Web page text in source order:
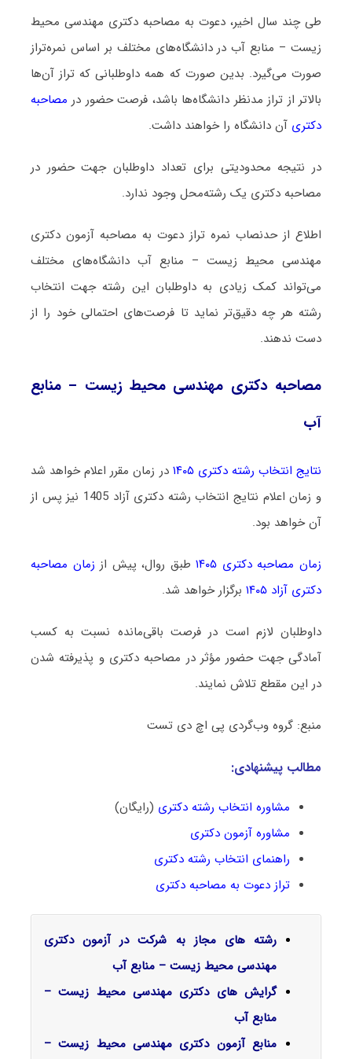
طی چند سال اخیر، دعوت به مصاحبه دکتری مهندسی محیط
زیست – منابع آب در دانشگاه‌های مختلف بر اساس نمره‌تراز
صورت می‌گیرد. بدین صورت که همه داوطلبانی که تراز آن‌ها
بالاتر از تراز مدنظر دانشگاه‌ها باشد، فرصت حضور در مصاحبه
دکتری آن دانشگاه را خواهند داشت.
در نتیجه محدودیتی برای تعداد داوطلبان جهت حضور در
مصاحبه دکتری یک رشته‌محل وجود ندارد.
اطلاع از حدنصاب نمره تراز دعوت به مصاحبه آزمون دکتری
مهندسی محیط زیست – منابع آب دانشگاه‌های مختلف
می‌تواند کمک زیادی به داوطلبان این رشته جهت انتخاب
رشته هر چه دقیق‌تر نماید تا فرصت‌های احتمالی خود را از
دست ندهند.
مصاحبه دکتری مهندسی محیط زیست – منابع
آب
نتایج انتخاب رشته دکتری ۱۴۰۵
در زمان مقرر اعلام خواهد شد
و زمان اعلام نتایج انتخاب رشته دکتری آزاد 1405 نیز پس از
آن خواهد بود.
زمان مصاحبه دکتری ۱۴۰۵ طبق روال، پیش از زمان مصاحبه
دکتری آزاد ۱۴۰۵
برگزار خواهد شد.
داوطلبان لازم است در فرصت باقی‌مانده نسبت به کسب
آمادگی جهت حضور مؤثر در مصاحبه دکتری و پذیرفته شدن
در این مقطع تلاش نمایند.
منبع: گروه وب‌گردی پی اچ دی تست
مطالب پیشنهادی:
مشاوره انتخاب رشته دکتری (رایگان)
مشاوره آزمون دکتری
راهنمای انتخاب رشته دکتری
تراز دعوت به مصاحبه دکتری
رشته های مجاز به شرکت در آزمون دکتری
مهندسی محیط زیست – منابع آب
گرایش‌ های دکتری مهندسی محیط زیست –
منابع آب
منابع آزمون دکتری مهندسی محیط زیست –